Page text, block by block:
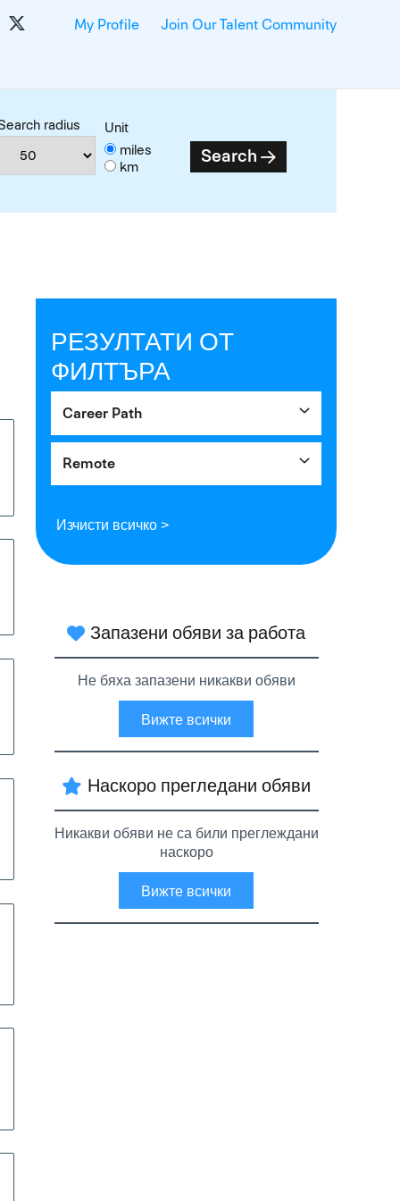
My Profile Join Our Talent Community
radius
Unit
miles
km
Search
РЕЗУЛТАТИ ОТ
ФИЛТЪРА
Career Path
Remote
Изчисти всичко >
Запазени обяви за работа
Не бяха запазени никакви обяви
Вижте всички
Наскоро прегледани обяви
Никакви обяви не са били преглеждани
наскоро
Вижте всички